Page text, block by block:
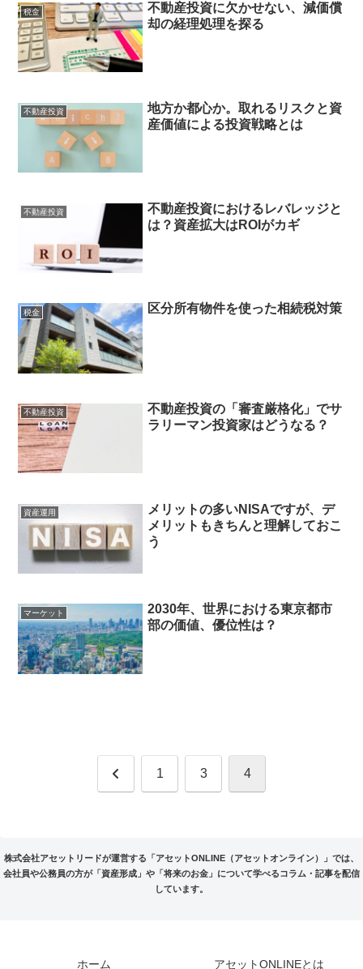
税金
不動産投資に欠かせない、減価償
却の経理処理を探る
不動産投資
地方か都心か。取れるリスクと資
産価値による投資戦略とは
不動産投資
不動産投資におけるレバレッジと
は？資産拡大はROIがカギ
税金 区分所有物件を使った相続税対策
不動産投資
不動産投資の「審査厳格化」でサ
ラリーマン投資家はどうなる？
資産運用
メリットの多いNISAですが、デ
メリットもきちんと理解しておこ
う
マーケット
2030年、世界における東京都市
部の価値、優位性は？
前 1 3 4
株式会社アセットリードが運営する「アセットONLINE（アセットオンライン）」では、
会社員や公務員の方が「資産形成」や「将来のお金」について学べるコラム・記事を配信
しています。
ホーム アセットONLINEとは